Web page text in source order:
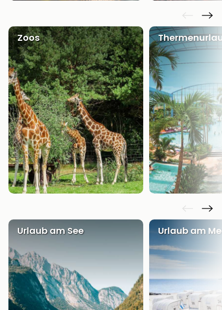
Zoos
Urlaub am See Urlaub am